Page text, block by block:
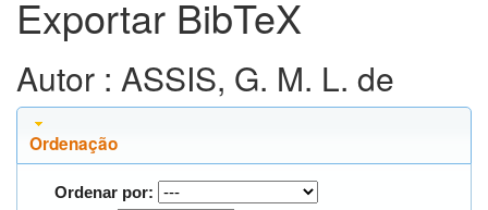
Exportar BibTeX
Autor : ASSIS, G. M. L. de
Ordenação
Ordenar por: